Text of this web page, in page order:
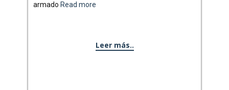
armado Read more
Leer más..